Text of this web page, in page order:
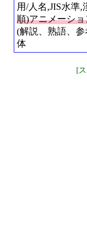
用/人名,JIS水準,
順)アニメーショ
(解説、熟語、
体
[